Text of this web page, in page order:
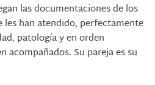
las documentaciones de los
han atendido, perfectamente
patología y en orden
acompañados. Su pareja es su